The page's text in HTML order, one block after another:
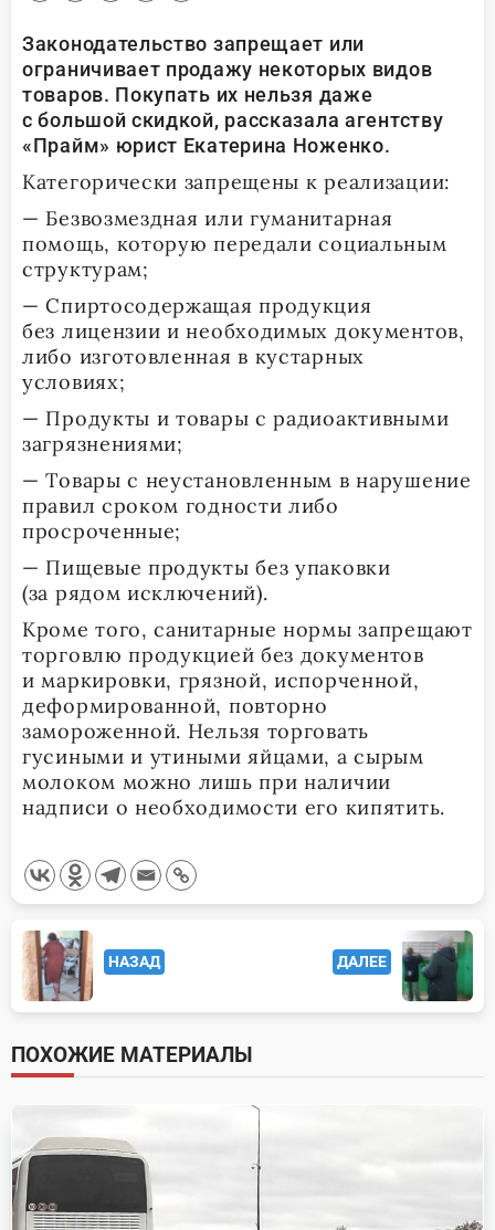
Законодательство запрещает или
ограничивает продажу некоторых видов
товаров. Покупать их нельзя даже
с большой скидкой, рассказала агентству
«Прайм» юрист Екатерина Ноженко.
Категорически запрещены к реализации:
— Безвозмездная или гуманитарная
помощь, которую передали социальным
структурам;
— Спиртосодержащая продукция
без лицензии и необходимых документов,
либо изготовленная в кустарных
условиях;
— Продукты и товары с радиоактивными
загрязнениями;
— Товары с неустановленным в нарушение
правил сроком годности либо
просроченные;
— Пищевые продукты без упаковки
(за рядом исключений).
Кроме того, санитарные нормы запрещают
торговлю продукцией без документов
и маркировки, грязной, испорченной,
деформированной, повторно
замороженной. Нельзя торговать
гусиными и утиными яйцами, а сырым
молоком можно лишь при наличии
надписи о необходимости его кипятить.
<span
class="nav-
subtitle
screen-
reader-
text">Page</span>
НАЗАД ДАЛЕЕ
ПОХОЖИЕ МАТЕРИАЛЫ